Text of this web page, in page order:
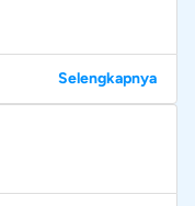
Selengkapnya